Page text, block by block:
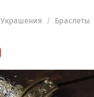
Украшения Браслеты